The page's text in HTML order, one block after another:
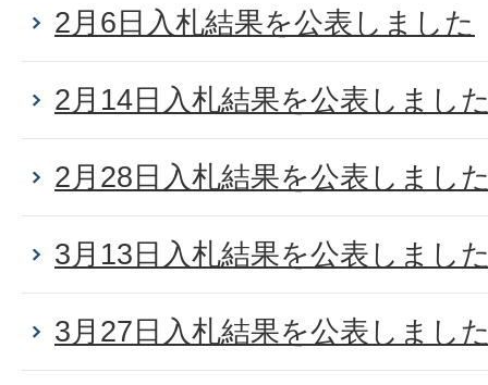
2月6日入札結果を公表しました
2月14日入札結果を公表しまし
2月28日入札結果を公表しまし
3月13日入札結果を公表しまし
3月27日入札結果を公表しまし